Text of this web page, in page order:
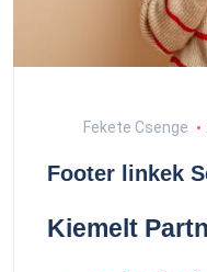
Fekete Csenge
Footer linkek
Kiemelt